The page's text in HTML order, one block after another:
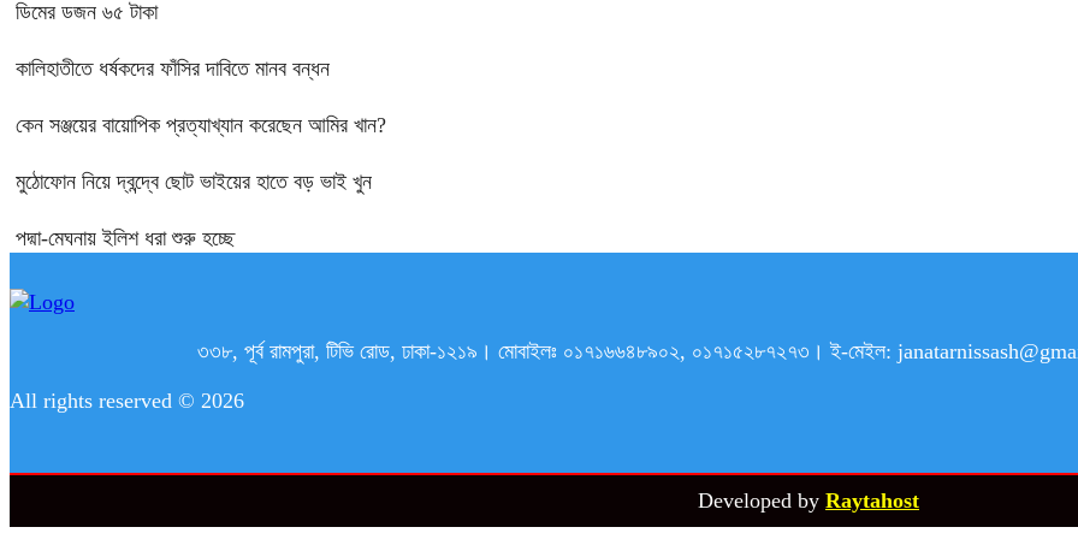
ডিমের ডজন ৬৫ টাকা
কালিহাতীতে ধর্ষকদের ফাঁসির দাবিতে মানব বন্ধন
কেন সঞ্জয়ের বায়োপিক প্রত্যাখ্যান করেছেন আমির খান?
মুঠোফোন নিয়ে দ্বন্দ্বে ছোট ভাইয়ের হাতে বড় ভাই খুন
পদ্মা-মেঘনায় ইলিশ ধরা শুরু হচ্ছে
৩৩৮, পূর্ব রামপুরা, টিভি রোড, ঢাকা-১২১৯। মোবাইলঃ ০১৭১৬৬৪৮৯০২, ০১৭১৫২৮৭২৭৩। ই-মেইল:
All rights reserved © 2026
Developed by Raytahost